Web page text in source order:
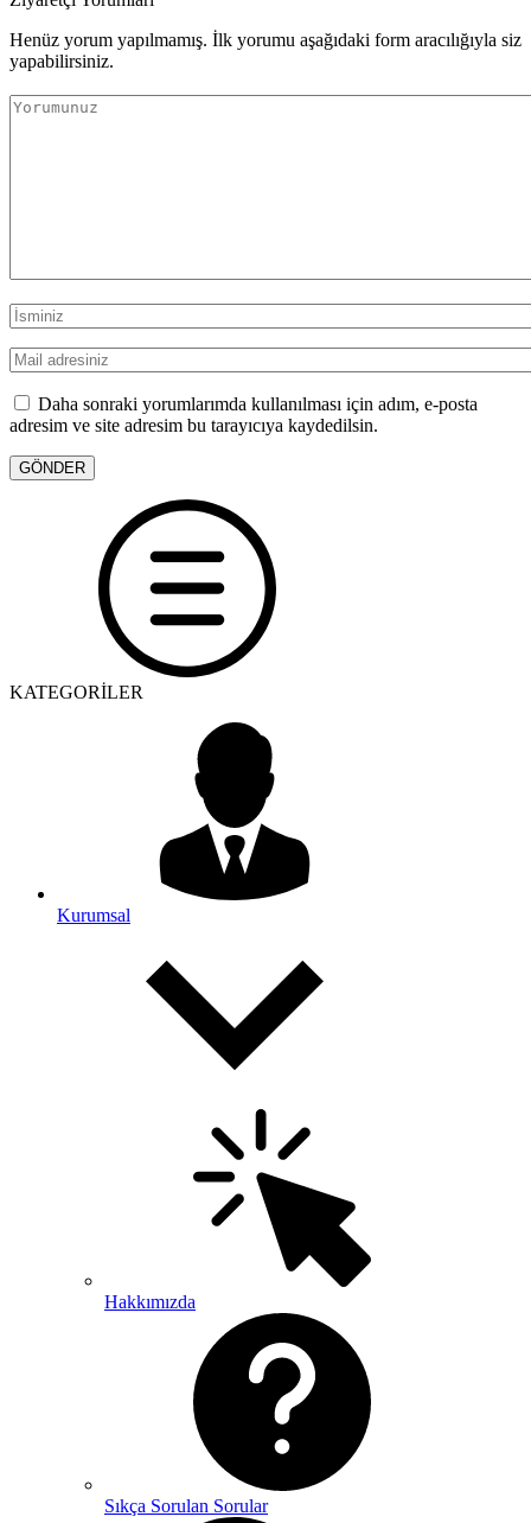
Henüz yorum yapılmamış. İlk yorumu aşağıdaki form aracılığıyla siz
yapabilirsiniz.
Daha sonraki yorumlarımda kullanılması için adım, e-posta
adresim ve site adresim bu tarayıcıya kaydedilsin.
KATEGORİLER
Kurumsal
Hakkımızda
Sıkça Sorulan Sorular